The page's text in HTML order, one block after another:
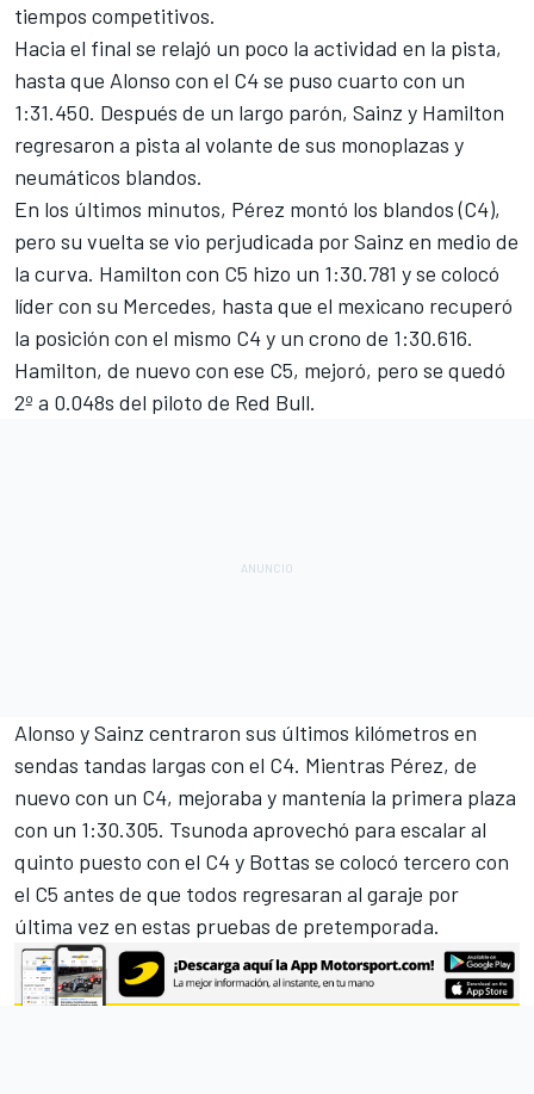
tiempos competitivos.
Hacia el final se relajó un poco la actividad en la pista,
hasta que Alonso con el C4 se puso cuarto con un
1:31.450. Después de un largo parón, Sainz y Hamilton
regresaron a pista al volante de sus monoplazas y
neumáticos blandos.
En los últimos minutos, Pérez montó los blandos (C4),
pero su vuelta se vio perjudicada por Sainz en medio de
la curva. Hamilton con C5 hizo un 1:30.781 y se colocó
líder con su Mercedes, hasta que el mexicano recuperó
la posición con el mismo C4 y un crono de 1:30.616.
Hamilton, de nuevo con ese C5, mejoró, pero se quedó
2º a 0.048s del piloto de Red Bull.
Alonso y Sainz centraron sus últimos kilómetros en
sendas tandas largas con el C4. Mientras Pérez, de
nuevo con un C4, mejoraba y mantenía la primera plaza
con un 1:30.305. Tsunoda aprovechó para escalar al
quinto puesto con el C4 y Bottas se colocó tercero con
el C5 antes de que todos regresaran al garaje por
última vez en estas pruebas de pretemporada.